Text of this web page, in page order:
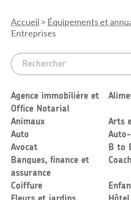
Accueil > Équipements et
Entreprises
Agence immobilière et
Office Notarial
Animaux
Arts
Auto
Avocat
B to
Banques, finance et
assurance
Coiffure